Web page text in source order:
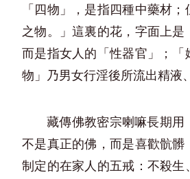
「四物」，是指四種中藥材
之物。」這裏的花，字面上
而是指女人的「性器官」；
物」乃男女行淫後所流出精液
藏傳佛教密宗喇嘛長期
不是真正的佛，而是喜歡骯
制定的在家人的五戒：不殺